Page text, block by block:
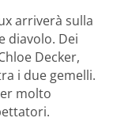
arriverà sulla
diavolo. Dei
Decker,
i due gemelli.
molto